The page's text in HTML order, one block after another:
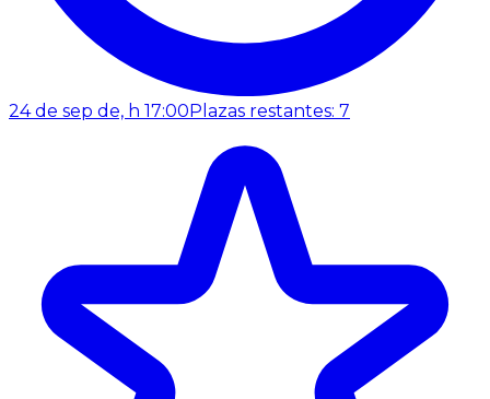
24 de sep de, h 17:00Plazas restantes: 7